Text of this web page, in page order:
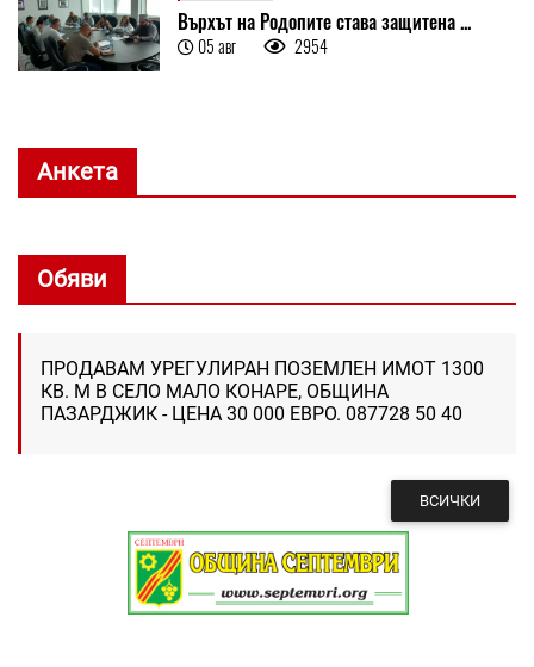
Върхът на Родопите става защитена ...
05 авг 2954
Анкета
Обяви
ПРОДАВАМ УРЕГУЛИРАН ПОЗЕМЛЕН ИМОТ 1300
КВ. М В СЕЛО МАЛО КОНАРЕ, ОБЩИНА
ПАЗАРДЖИК - ЦЕНА 30 000 ЕВРО. 087728 50 40
ВСИЧКИ